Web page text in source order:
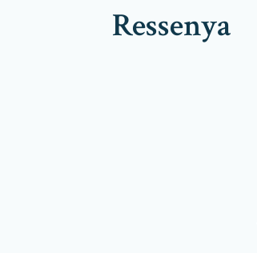
ressenya